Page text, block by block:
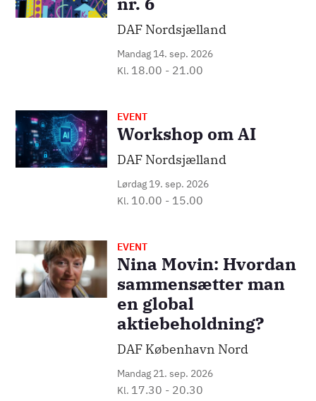
DAF Nordsjælland
Mandag 14. sep. 2026
Kl. 18.00 - 21.00
Billede EVENT
Workshop om AI
DAF Nordsjælland
Lørdag 19. sep. 2026
Kl. 10.00 - 15.00
Billede EVENT
Nina Movin: Hvordan
sammensætter man
en global
aktiebeholdning?
DAF København Nord
Mandag 21. sep. 2026
Kl. 17.30 - 20.30